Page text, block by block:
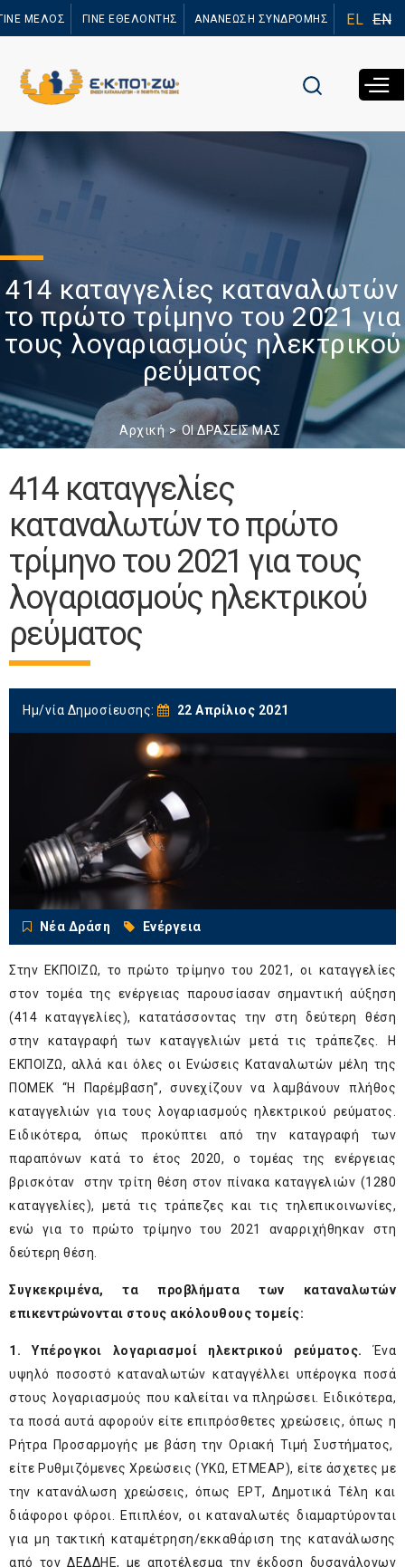
προς το
ΜΕΛΟΣ ΓΙΝΕ ΕΘΕΛΟΝΤΗΣ ΑΝΑΝΕΩΣΗ ΣΥΝΔΡΟΜΗΣ EL EN
414 καταγγελίες καταναλωτών
το πρώτο τρίμηνο του 2021 για
τους λογαριασμούς ηλεκτρικού
ρεύματος
Αρχική ΟΙ ΔΡΑΣΕΙΣ ΜΑΣ
414 καταγγελίες
καταναλωτών το πρώτο
τρίμηνο του 2021 για τους
λογαριασμούς ηλεκτρικού
ρεύματος
Ημ/νία Δημοσίευσης: 22 Απρίλιος 2021
Νέα Δράση Ενέργεια
Στην ΕΚΠΟΙΖΩ, το πρώτο τρίμηνο του 2021, οι καταγγελίες
στον τομέα της ενέργειας παρουσίασαν σημαντική αύξηση
(414 καταγγελίες), κατατάσσοντας την στη δεύτερη θέση
στην καταγραφή των καταγγελιών μετά τις τράπεζες. Η
ΕΚΠΟΙΖΩ, αλλά και όλες οι Ενώσεις Καταναλωτών μέλη της
ΠΟΜΕΚ “Η Παρέμβαση”, συνεχίζουν να λαμβάνουν πλήθος
καταγγελιών για τους λογαριασμούς ηλεκτρικού ρεύματος.
Ειδικότερα, όπως προκύπτει από την καταγραφή των
παραπόνων κατά το έτος 2020, ο τομέας της ενέργειας
βρισκόταν στην τρίτη θέση στον πίνακα καταγγελιών (1280
καταγγελίες), μετά τις τράπεζες και τις τηλεπικοινωνίες,
ενώ για το πρώτο τρίμηνο του 2021 αναρριχήθηκαν στη
δεύτερη θέση.
Συγκεκριμένα, τα προβλήματα των καταναλωτών
επικεντρώνονται στους ακόλουθους τομείς:
1. Υπέρογκοι λογαριασμοί ηλεκτρικού ρεύματος. Ένα
υψηλό ποσοστό καταναλωτών καταγγέλλει υπέρογκα ποσά
στους λογαριασμούς που καλείται να πληρώσει. Ειδικότερα,
τα ποσά αυτά αφορούν είτε επιπρόσθετες χρεώσεις, όπως η
Ρήτρα Προσαρμογής με βάση την Οριακή Τιμή Συστήματος,
είτε Ρυθμιζόμενες Χρεώσεις (ΥΚΩ, ΕΤΜΕΑΡ), είτε άσχετες με
την κατανάλωση χρεώσεις, όπως ΕΡΤ, Δημοτικά Τέλη και
διάφοροι φόροι. Επιπλέον, οι καταναλωτές διαμαρτύρονται
για μη τακτική καταμέτρηση/εκκαθάριση της κατανάλωσης
από τον ΔΕΔΔΗΕ, με αποτέλεσμα την έκδοση δυσανάλογων